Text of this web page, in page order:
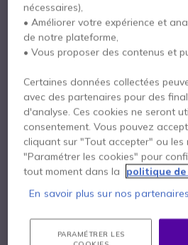
58,15 €
Payez en 4 sans frais (100,37 €)
Câble de connexion FLX2-36
Réduction du bruit à-29dB
nécessaires),
• Améliorer votre expérience et
de notre plateforme,
• Vous proposer des contenus et
Certaines données collectées
avec des partenaires pour des
d'analyse. Ces cookies ne seront
consentement. Vous pouvez
cliquant sur "Tout accepter" ou les
"Paramétrer les cookies" pour
tout moment dans la
politique de
En savoir plus sur nos
PARAMÉTRER LES